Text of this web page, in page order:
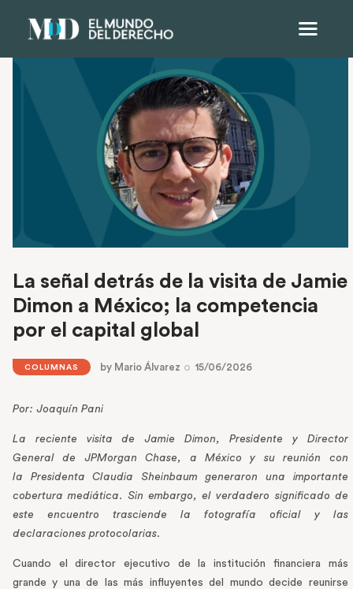
La señal detrás de la visita de Jamie
Dimon a México; la competencia
por el capital global
COLUMNAS by Mario Álvarez 15/06/2026
Por: Joaquín Pani
La reciente visita de Jamie Dimon, Presidente y Director
General de JPMorgan Chase, a México y su reunión con
la Presidenta Claudia Sheinbaum generaron una importante
cobertura mediática. Sin embargo, el verdadero significado de
este encuentro trasciende la fotografía oficial y las
declaraciones protocolarias.
Cuando el director ejecutivo de la institución financiera más
grande y una de las más influyentes del mundo decide reunirse